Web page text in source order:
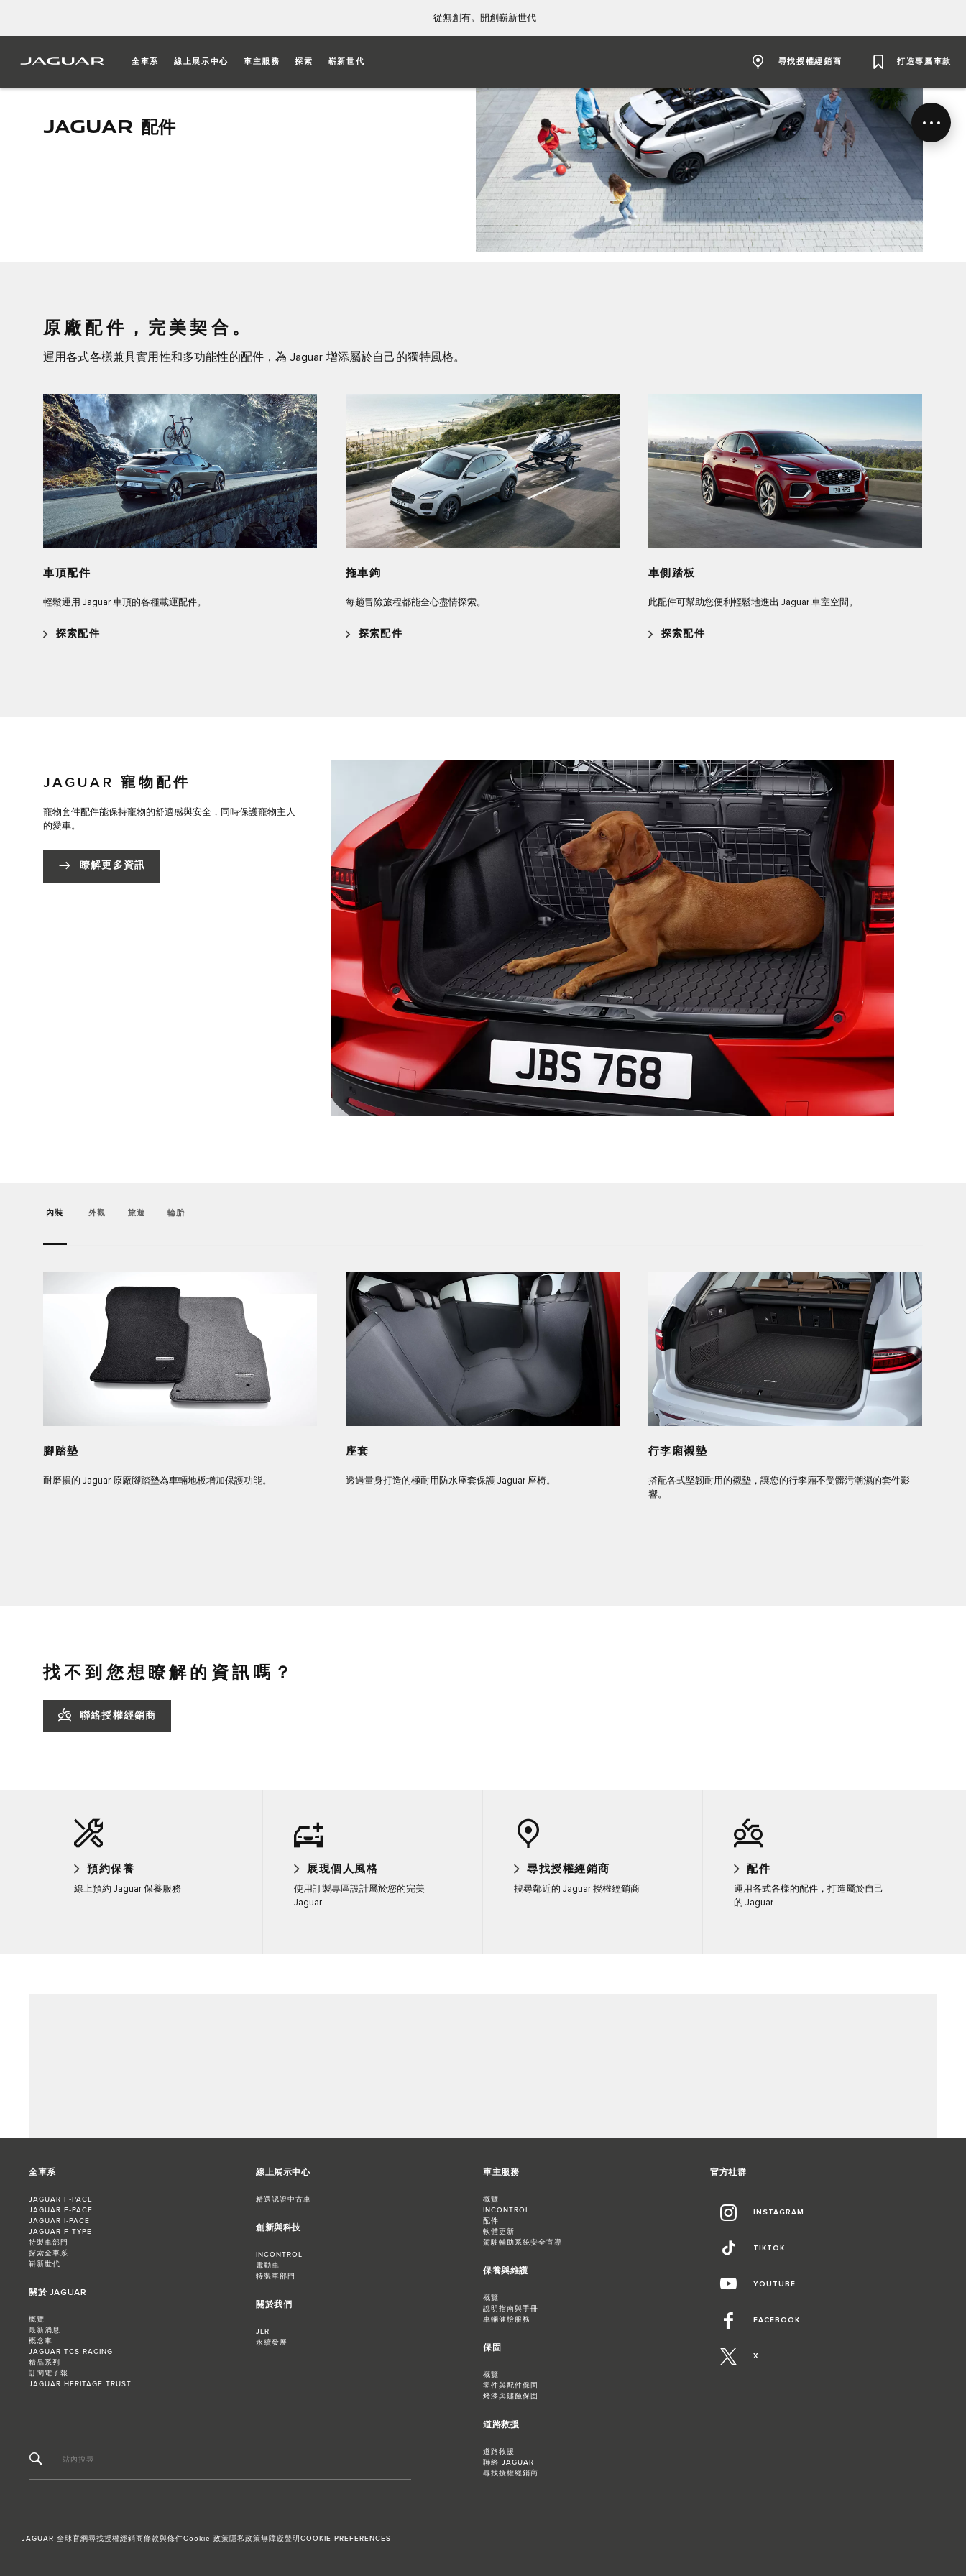
從無創有。開創嶄新世代
全車系 線上展示中心 車主服務 探索 嶄新世代 尋找授權經銷商 打造專屬車款
JAGUAR 配件
原廠配件，完美契合。
運用各式各樣兼具實用性和多功能性的配件，為 Jaguar 增添屬於自己的獨特風格。
車頂配件
輕鬆運用 Jaguar 車頂的各種載運配件。
探索配件
拖車鉤
每趟冒險旅程都能全心盡情探索。
探索配件
車側踏板
此配件可幫助您便利輕鬆地進出 Jaguar 車室空間。
探索配件
JAGUAR 寵物配件
寵物套件配件能保持寵物的舒適感與安全，同時保護寵物主人
的愛車。
瞭解更多資訊
內裝 外觀 旅遊 輪胎
腳踏墊
耐磨損的 Jaguar 原廠腳踏墊為車輛地板增加保護功能。
座套
透過量身打造的極耐用防水座套保護 Jaguar 座椅。
行李廂襯墊
搭配各式堅韌耐用的襯墊，讓您的行李廂不受髒污潮濕的套件影
響。
找不到您想瞭解的資訊嗎？
聯絡授權經銷商
預約保養
線上預約 Jaguar 保養服務
展現個人風格
使用訂製專區設計屬於您的完美
Jaguar
尋找授權經銷商
搜尋鄰近的 Jaguar 授權經銷商
配件
運用各式各樣的配件，打造屬於自己
的 Jaguar
全車系
JAGUAR F‑PACE
JAGUAR E‑PACE
JAGUAR I‑PACE
JAGUAR F‑TYPE
特製車部門
探索全車系
嶄新世代
關於 JAGUAR
概覽
最新消息
概念車
JAGUAR TCS RACING
精品系列
訂閱電子報
JAGUAR HERITAGE TRUST
線上展示中心
精選認證中古車
創新與科技
INCONTROL
電動車
特製車部門
關於我們
JLR
永續發展
車主服務
概覽
INCONTROL
配件
軟體更新
駕駛輔助系統安全宣導
保養與維護
概覽
說明指南與手冊
車輛健檢服務
保固
概覽
零件與配件保固
烤漆與鏽蝕保固
道路救援
道路救援
聯絡 JAGUAR
尋找授權經銷商
官方社群
INSTAGRAM
TIKTOK
YOUTUBE
FACEBOOK
X
站內搜尋
JAGUAR 全球官網尋找授權經銷商條款與條件Cookie 政策隱私政策無障礙聲明COOKIE PREFERENCES